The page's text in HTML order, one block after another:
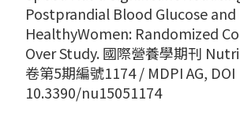
Postprandial Blood Glucose
HealthyWomen: Randomized
Over Study. 國際營養學期刊
卷第5期編號1174 / MDPI AG, DOI
10.3390/nu15051174